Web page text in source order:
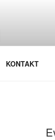
KONTAKT